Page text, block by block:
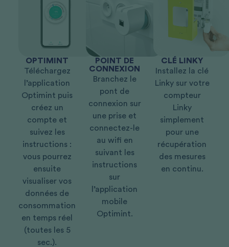
OPTIMINT
Téléchargez
l’application
Optimint puis
créez un
compte et
suivez les
instructions :
vous pourrez
ensuite
visualiser vos
données de
consommation
en temps réel
(toutes les 5
sec.).
POINT DE
CONNEXION
Branchez le
pont de
connexion sur
une prise et
connectez-le
au wifi en
suivant les
instructions
sur
l’application
mobile
Optimint.
CLÉ LINKY
Installez la clé
Linky sur votre
compteur
Linky
simplement
pour une
récupération
des mesures
en continu.